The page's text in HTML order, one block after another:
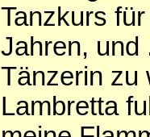
Tanzkurs
Jahren, und
Tänzerin zu
Lambretta